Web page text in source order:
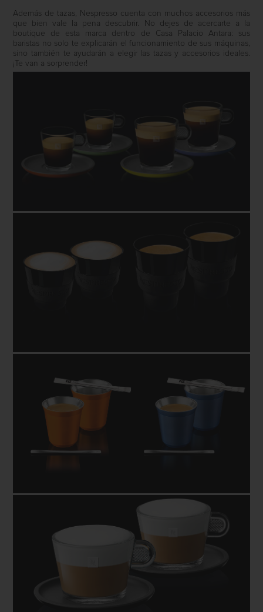
Además de tazas, Nespresso cuenta con muchos accesorios más
que bien vale la pena descubrir. No dejes de acercarte a la
boutique de esta marca dentro de Casa Palacio Antara: sus
baristas no solo te explicarán el funcionamiento de sus máquinas,
sino también te ayudarán a elegir las tazas y accesorios ideales.
¡Te van a sorprender!